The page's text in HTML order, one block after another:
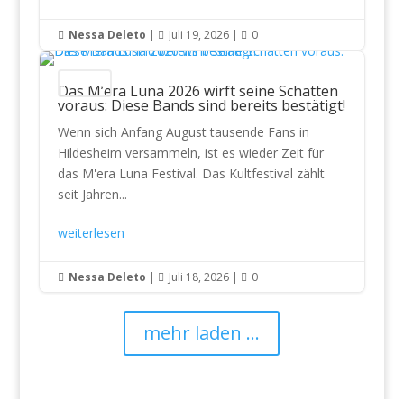
 Nessa Deleto |  Juli 19, 2026|  0
Festivals
Das M’era Luna 2026 wirft seine Schatten
voraus: Diese Bands sind bereits bestätigt!
Wenn sich Anfang August tausende Fans in
Hildesheim versammeln, ist es wieder Zeit für
das M'era Luna Festival. Das Kultfestival zählt
seit Jahren...
weiterlesen
 Nessa Deleto |  Juli 18, 2026|  0
mehr laden ...